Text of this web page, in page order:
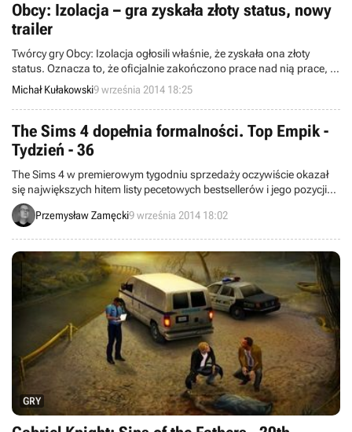
Obcy: Izolacja – gra zyskała złoty status, nowy
trailer
Twórcy gry Obcy: Izolacja ogłosili właśnie, że zyskała ona złoty
status. Oznacza to, że oficjalnie zakończono prace nad nią prace, a
jej ostateczna kopia została wysłana do tłoczni i przygotowywana
jest do premiery, która nastąpi wraz z początkiem października. Z tej
okazji, opublikowano dziś także nowy trailer.
Michał Kułakowski9 września 2014 18:25
The Sims 4 dopełnia formalności. Top Empik -
Tydzień - 36
The Sims 4 w premierowym tygodniu sprzedaży oczywiście okazał
się największych hitem listy pecetowych bestsellerów i jego pozycji
zagrozić może chyba tylko wyczerpanie zapasów. Zapraszamy do
zapoznania się z najnowszym notowaniem listy przebojów
Przemysław Zamęcki9 września 2014 18:02
GRY